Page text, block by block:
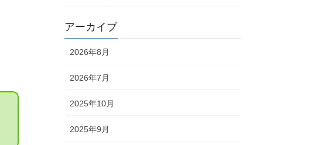
アーカイブ
2026年8月
2026年7月
2025年10月
2025年9月